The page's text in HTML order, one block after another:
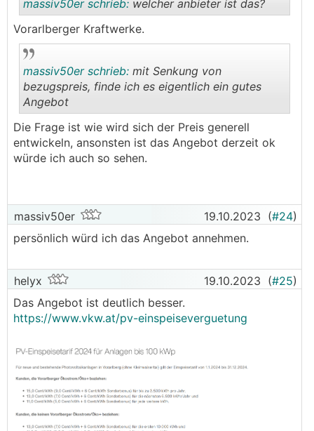
massiv50er schrieb: welcher anbieter ist das?
Vorarlberger Kraftwerke.
..
massiv50er schrieb: mit Senkung von
bezugspreis, finde ich es eigentlich ein gutes
Angebot
Die Frage ist wie wird sich der Preis generell
entwickeln, ansonsten ist das Angebot derzeit ok
würde ich auch so sehen.
massiv50er 19.10.2023 (#24)
persönlich würd ich das Angebot annehmen.
helyx 19.10.2023 (#25)
Das Angebot ist deutlich besser.
https://www.vkw.at/pv-einspeiseverguetung